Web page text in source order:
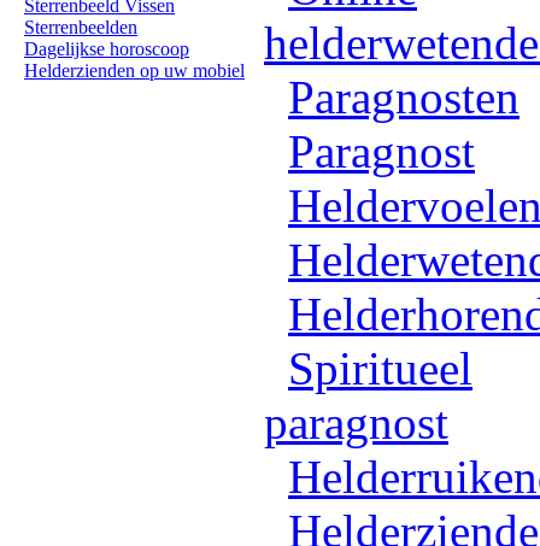
Sterrenbeeld Vissen
Sterrenbeelden
Dagelijkse horoscoop
Helderzienden op uw mobiel
Paragnosten
Paragnost
Spiritueel
paragnost
Helderziende